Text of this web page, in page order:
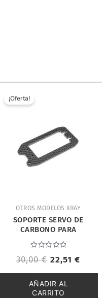
¡Oferta!
OTROS MODELOS XRAY
SOPORTE SERVO DE
CARBONO PARA
XB8E/GTXE/XT8E. XRAY
356107
con
de
5
30,00€
30,00 €.
22,51€
AÑADIR AL
CARRITO